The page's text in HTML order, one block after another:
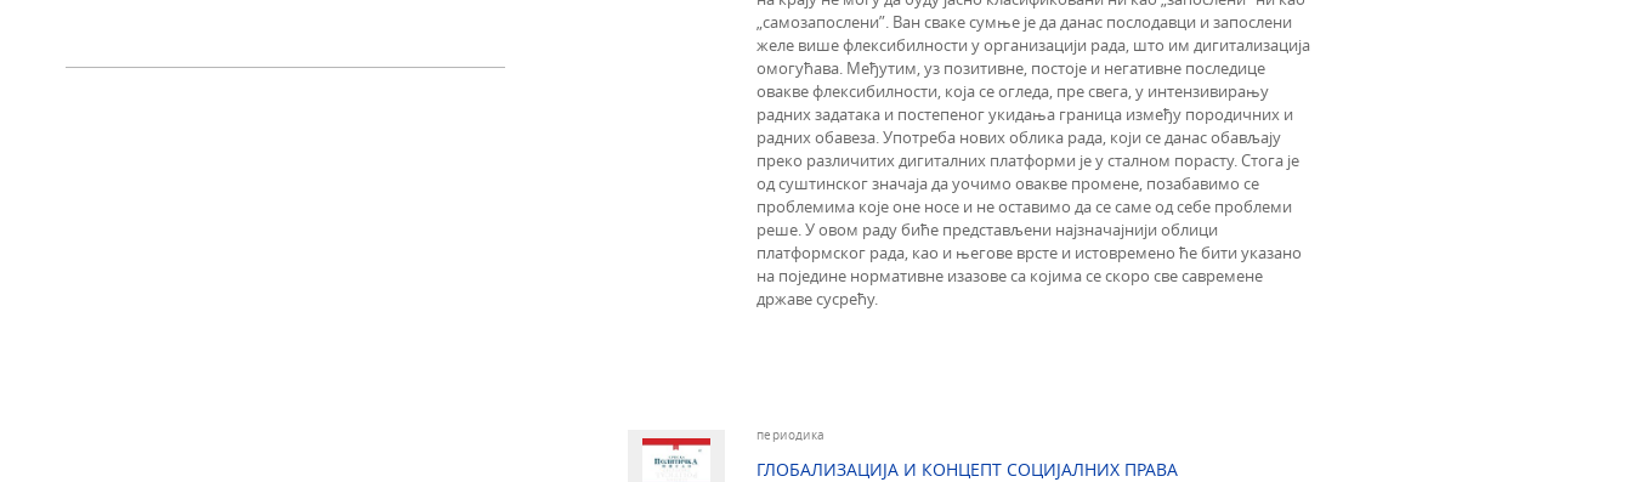
„самозапослени”. Ван сваке сумње је да данас послодавци и запослени
желе више флексибилности у организацији рада, што им дигитализација
омогућава. Међутим, уз позитивне, постоје и негативне последице
овакве флексибилности, која се огледа, пре свега, у интензивирању
радних задатака и постепеног укидања граница између породичних и
радних обавеза. Употреба нових облика рада, који се данас обављају
преко различитих дигиталних платформи је у сталном порасту. Стога је
од суштинског значаја да уочимо овакве промене, позабавимо се
проблемима које оне носе и не оставимо да се саме од себе проблеми
реше. У овом раду биће представљени најзначајнији облици
платформског рада, као и његове врсте и истовремено ће бити указано
на поједине нормативне изазове са којима се скоро све савремене
државе сусрећу.
периодика
ГЛОБАЛИЗАЦИЈА И КОНЦЕПТ СОЦИЈАЛНИХ ПРАВА